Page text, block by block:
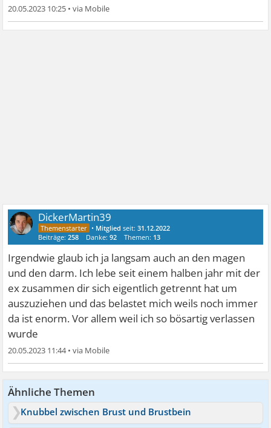
20.05.2023 10:25 •
DickerMartin39
• Mitglied seit:31.12.2022
Beiträge:258 Danke:92 Themen: 13
Irgendwie glaub ich ja langsam auch an den magen
und den darm. Ich lebe seit einem halben jahr mit der
ex zusammen dir sich eigentlich getrennt hat um
auszuziehen und das belastet mich weils noch immer
da ist enorm. Vor allem weil ich so bösartig verlassen
wurde
20.05.2023 11:44•
Ähnliche Themen
Knubbel zwischen Brust und Brustbein